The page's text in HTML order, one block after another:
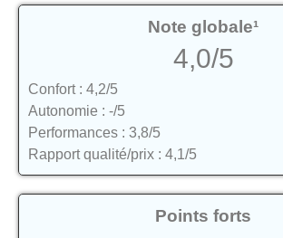
Note globale¹
4,0/5
Confort : 4,2/5
Autonomie : -/5
Performances : 3,8/5
Rapport qualité/prix : 4,1/5
Points forts